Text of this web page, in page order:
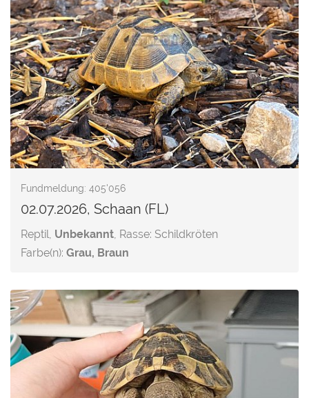
Fundmeldung: 405'056
02.07.2026, Schaan (FL)
Reptil, Unbekannt, Rasse: Schildkröten
Farbe(n): Grau, Braun